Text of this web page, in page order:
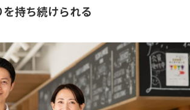
持ち続けられる